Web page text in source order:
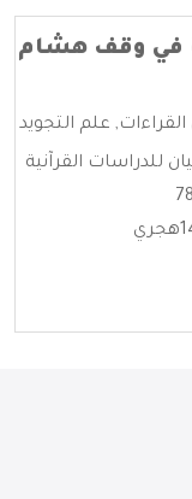
في وقف هشام
, علم التجويد
للدراسات القرآنية